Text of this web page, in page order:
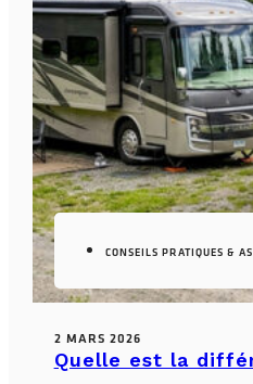
CONSEILS PRATIQUES &
2 MARS 2026
Quelle est la